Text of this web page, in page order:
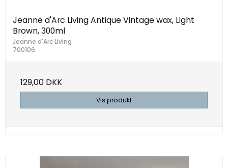
Jeanne d'Arc Living Antique Vintage wax, Light
Brown, 300ml
Jeanne d'Arc Living
700106
129,00 DKK
Vis produkt